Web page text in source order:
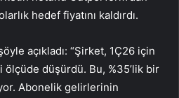
hedef fiyatını kaldırdı.
açıkladı: “Şirket, 1Ç26 için
düşürdü. Bu, %35’lik bir
Abonelik gelirlerinin